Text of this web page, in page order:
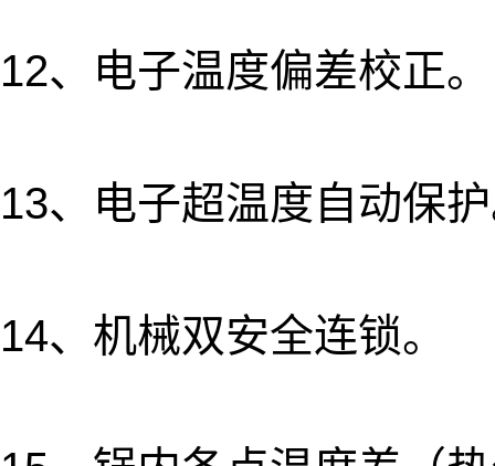
12、电子温度偏差校正。
13、电子超温度自动保
14、机械双安全连锁。